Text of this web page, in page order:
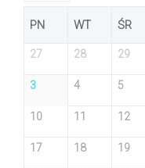
PN WT ŚR
27 28 29
3 4 5
10 11 12
17 18 19